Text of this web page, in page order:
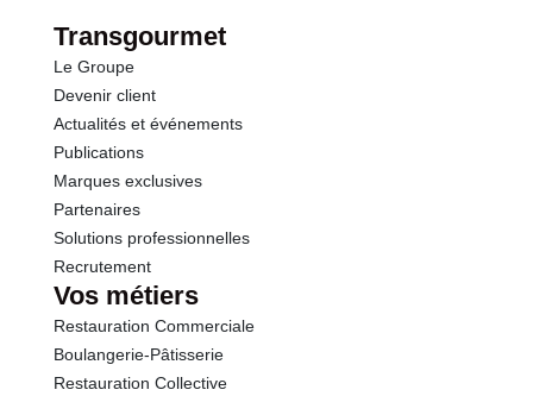
Transgourmet
Le Groupe
Devenir client
Actualités et événements
Publications
Marques exclusives
Partenaires
Solutions professionnelles
Recrutement
Vos métiers
Restauration Commerciale
Boulangerie-Pâtisserie
Restauration Collective